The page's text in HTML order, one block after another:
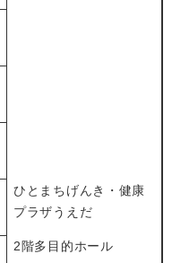
ひとまちげんき・健康
プラザうえだ
2階多目的ホール